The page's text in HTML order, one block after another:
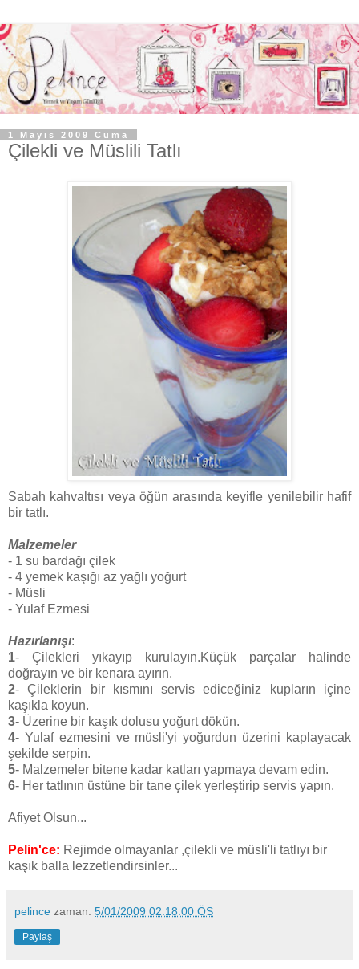
1 Mayıs 2009 Cuma
Çilekli ve Müslili Tatlı
Sabah kahvaltısı veya öğün arasında keyifle yenilebilir hafif
bir tatlı.
Malzemeler
- 1 su bardağı çilek
- 4 yemek kaşığı az yağlı yoğurt
- Müsli
- Yulaf Ezmesi
Hazırlanışı:
1- Çilekleri yıkayıp kurulayın.Küçük parçalar halinde
doğrayın ve bir kenara ayırın.
2- Çileklerin bir kısmını servis ediceğiniz kupların içine
kaşıkla koyun.
3- Üzerine bir kaşık dolusu yoğurt dökün.
4- Yulaf ezmesini ve müsli'yi yoğurdun üzerini kaplayacak
şekilde serpin.
5- Malzemeler bitene kadar katları yapmaya devam edin.
6- Her tatlının üstüne bir tane çilek yerleştirip servis yapın.
Afiyet Olsun...
Pelin'ce: Rejimde olmayanlar ,çilekli ve müsli'li tatlıyı bir
kaşık balla lezzetlendirsinler...
pelince zaman: 5/01/2009 02:18:00 ÖS
Paylaş